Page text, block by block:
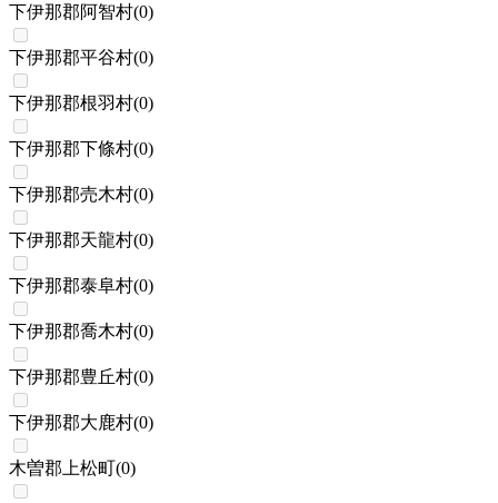
下伊那郡阿智村(0)
下伊那郡平谷村(0)
下伊那郡根羽村(0)
下伊那郡下條村(0)
下伊那郡売木村(0)
下伊那郡天龍村(0)
下伊那郡泰阜村(0)
下伊那郡喬木村(0)
下伊那郡豊丘村(0)
下伊那郡大鹿村(0)
木曽郡上松町(0)